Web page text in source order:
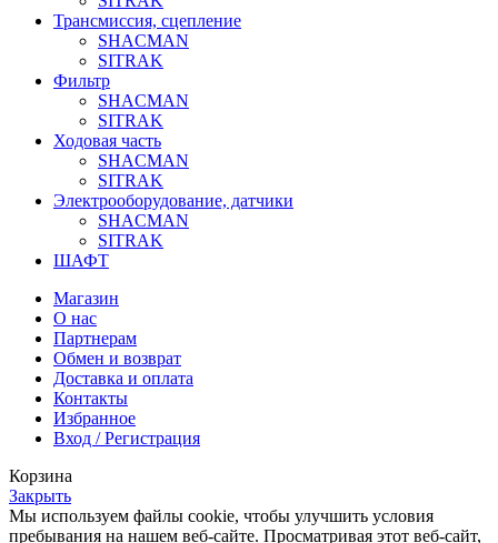
Трансмиссия, сцепление
SHACMAN
SITRAK
Фильтр
SHACMAN
SITRAK
Ходовая часть
SHACMAN
SITRAK
Электрооборудование, датчики
SHACMAN
SITRAK
ШАФТ
Магазин
О нас
Партнерам
Обмен и возврат
Доставка и оплата
Контакты
Избранное
Вход / Регистрация
Корзина
Закрыть
Мы используем файлы cookie, чтобы улучшить условия
пребывания на нашем веб-сайте. Просматривая этот веб-сайт,